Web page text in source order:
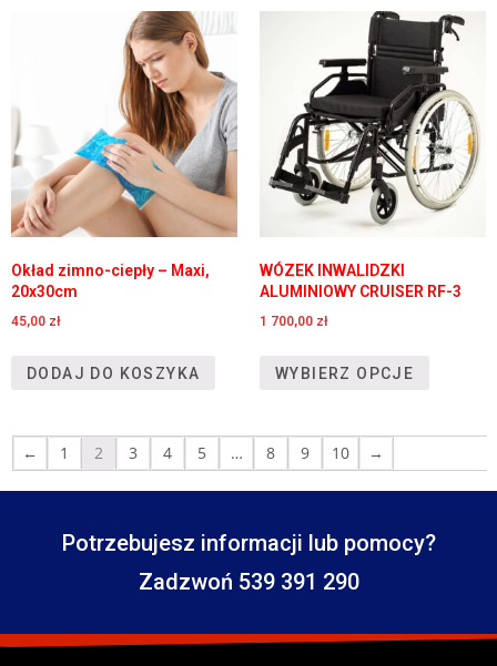
Okład zimno-ciepły – Maxi,
20x30cm
45,00 zł
DODAJ DO KOSZYKA
WÓZEK INWALIDZKI
ALUMINIOWY CRUISER RF-3
1 700,00 zł
WYBIERZ OPCJE
← 1 2 3 4 5 … 8 9 10 →
Potrzebujesz informacji lub pomocy?
Zadzwoń 539 391 290